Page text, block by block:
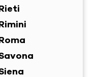
Rieti
Rimini
Roma